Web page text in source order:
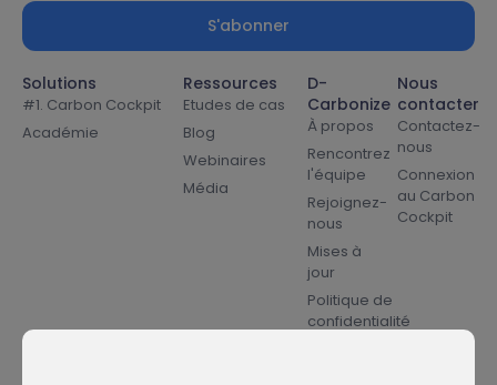
S'abonner
Solutions
#1. Carbon Cockpit
Académie
D-
Carbonize
À propos
Rencontrez
l'équipe
Rejoignez-
nous
Mises à
jour
Politique de
confidentialité
Ressources
Etudes de cas
Blog
Webinaires
Média
Nous
contacter
Contactez-
nous
Connexion
au Carbon
Cockpit